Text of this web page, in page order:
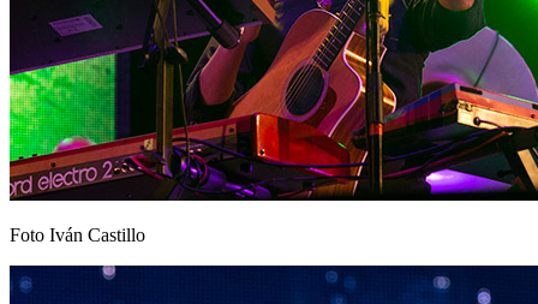
Foto Iván Castillo